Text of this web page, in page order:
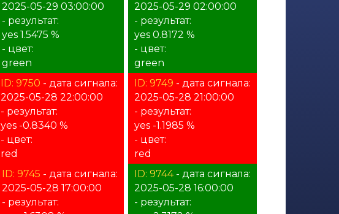
2025-05-29 03:00:00
- результат:
yes 1.5475 %
- цвет:
green
2025-05-29 02:00:00
- результат:
yes 0.8172 %
- цвет:
green
ID: 9750 - дата сигнала:
2025-05-28 22:00:00
- результат:
yes -0.8340 %
- цвет:
red
ID: 9749 - дата сигнала:
2025-05-28 21:00:00
- результат:
yes -1.1985 %
- цвет:
red
ID: 9745 - дата сигнала:
2025-05-28 17:00:00
- результат:
ID: 9744- дата сигнала:
2025-05-28 16:00:00
- результат: